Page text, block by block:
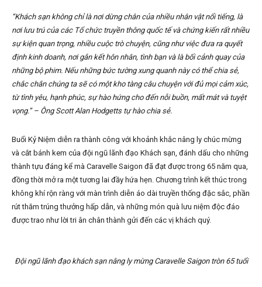
“Khách sạn không chỉ là nơi dừng chân của nhiều nhân vật nổi tiếng, là
nơi lưu trú của các Tổ chức truyền thông quốc tế và chứng kiến rất nhiều
sự kiện quan trọng, nhiều cuộc trò chuyện, cũng như việc đưa ra quyết
định kinh doanh, nơi gắn kết hôn nhân, tình bạn và là bối cảnh quay của
những bộ phim. Nếu những bức tường xung quanh này có thể chia sẻ,
chắc chắn chúng ta sẽ có một kho tàng câu chuyện với đủ mọi cảm xúc,
từ tình yêu, hạnh phúc, sự hào hứng cho đến nỗi buồn, mất mát và tuyệt
vọng.” – Ông Scott Alan Hodgetts tự hào chia sẻ.
Buổi Kỷ Niệm diễn ra thành công với khoảnh khắc nâng ly chúc mừng
và cắt bánh kem của đội ngũ lãnh đạo Khách sạn, đánh dấu cho những
thành tựu đáng kể mà Caravelle Saigon đã đạt được trong 65 năm qua,
đồng thời mở ra một tương lai đầy hứa hẹn. Chương trình kết thúc trong
không khí rộn ràng với màn trình diễn áo dài truyền thống đặc sắc, phần
rút thăm trúng thưởng hấp dẫn, và những món quà lưu niệm độc đáo
được trao như lời tri ân chân thành gửi đến các vị khách quý.
Đội ngũ lãnh đạo khách sạn nâng ly mừng Caravelle Saigon tròn 65 tuổi